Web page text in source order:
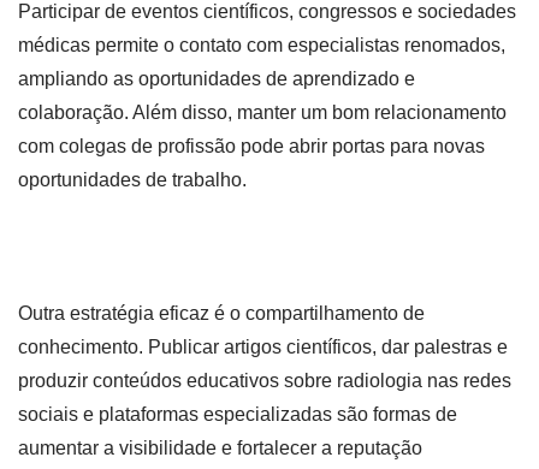
Participar de eventos científicos, congressos e sociedades
médicas permite o contato com especialistas renomados,
ampliando as oportunidades de aprendizado e
colaboração. Além disso, manter um bom relacionamento
com colegas de profissão pode abrir portas para novas
oportunidades de trabalho.
Outra estratégia eficaz é o compartilhamento de
conhecimento. Publicar artigos científicos, dar palestras e
produzir conteúdos educativos sobre radiologia nas redes
sociais e plataformas especializadas são formas de
aumentar a visibilidade e fortalecer a reputação